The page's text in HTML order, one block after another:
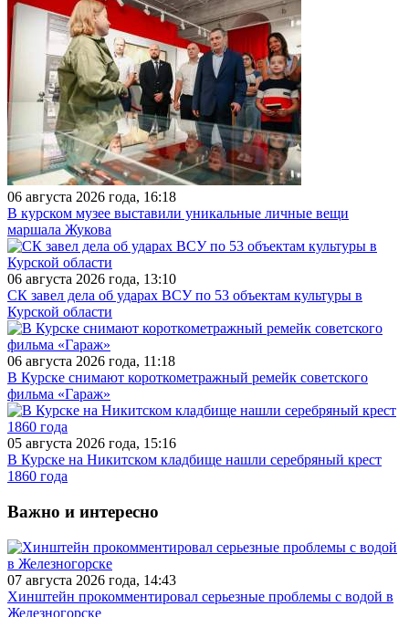
06 августа 2026 года, 16:18
В курском музее выставили уникальные личные вещи
маршала Жукова
06 августа 2026 года, 13:10
СК завел дела об ударах ВСУ по 53 объектам культуры в
Курской области
06 августа 2026 года, 11:18
В Курске снимают короткометражный ремейк советского
фильма «Гараж»
05 августа 2026 года, 15:16
В Курске на Никитском кладбище нашли серебряный крест
1860 года
Важно и интересно
07 августа 2026 года, 14:43
Хинштейн прокомментировал серьезные проблемы с водой в
Железногорске